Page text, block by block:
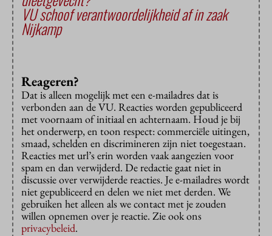
VU schoof verantwoordelijkheid af in zaak
Nijkamp
Reageren?
Dat is alleen mogelijk met een e-mailadres dat is
verbonden aan de VU. Reacties worden gepubliceerd
met voornaam of initiaal en achternaam. Houd je bij
het onderwerp, en toon respect: commerciële uitingen,
smaad, schelden en discrimineren zijn niet toegestaan.
Reacties met url’s erin worden vaak aangezien voor
spam en dan verwijderd. De redactie gaat niet in
discussie over verwijderde reacties. Je e-mailadres wordt
niet gepubliceerd en delen we niet met derden. We
gebruiken het alleen als we contact met je zouden
willen opnemen over je reactie. Zie ook ons
privacybeleid.